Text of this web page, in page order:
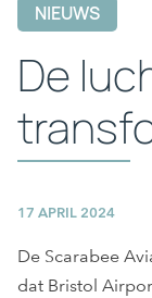
NIEUWS
De
17 APRIL 2024
De Scarabee
dat Bristol